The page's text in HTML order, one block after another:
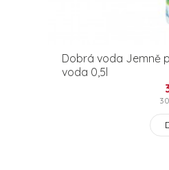
Dobrá voda Jemně
voda 0,5l